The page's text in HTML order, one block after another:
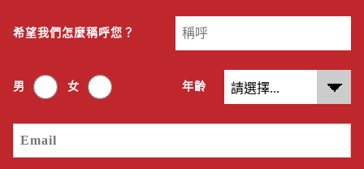
希望我們怎麼稱呼您？
男 女 年齡